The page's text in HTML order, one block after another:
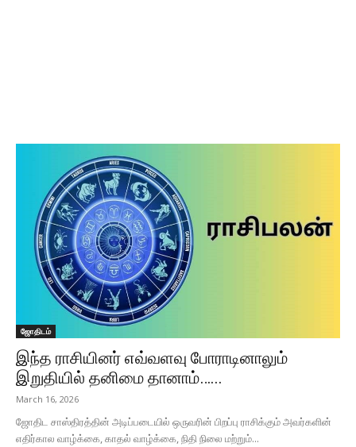
ஜோதிடம்
இந்த ராசியினர் எவ்வளவு போராடினாலும்
இறுதியில் தனிமை தானாம்…...
March 16, 2026
ஜோதிட சாஸ்திரத்தின் அடிப்படையில் ஒருவரின் பிறப்பு ராசிக்கும் அவர்களின்
எதிர்கால வாழ்க்கை, காதல் வாழ்க்கை, நிதி நிலை மற்றும்...